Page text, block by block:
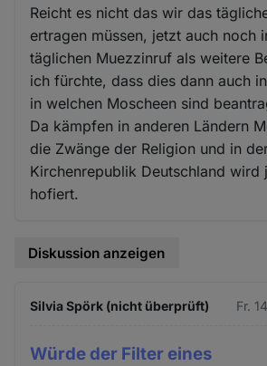
Reicht es nicht das wir das
ertragen müssen, jetzt auch noch
täglichen Muezzinruf als weitere
ich fürchte, dass dies dann auch
in welchen Moscheen sind
Da kämpfen in anderen Ländern
die Zwänge der Religion und in
Kirchenrepublik Deutschland wird
hofiert.
Diskussion anzeigen
Silvia Spörk (nicht überprüft) Fr.
Würde der Filter eines